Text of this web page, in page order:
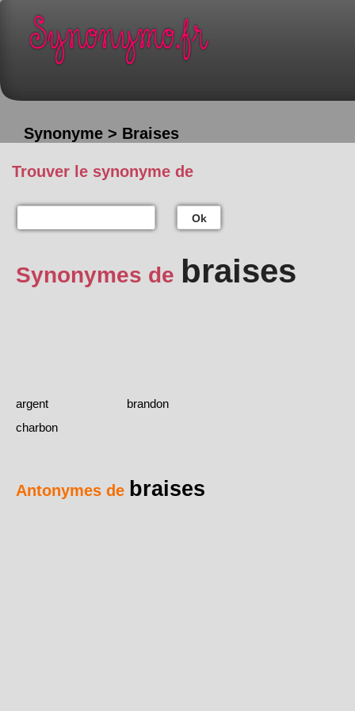
Synonyme > Braises
Trouver le synonyme de
Ok
Synonymes de braises
argent
brandon
charbon
Antonymes de braises